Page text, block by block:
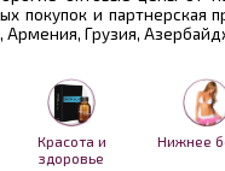
покупок и партнерская
Армения, Грузия,
Красота и
здоровье
Нижнее